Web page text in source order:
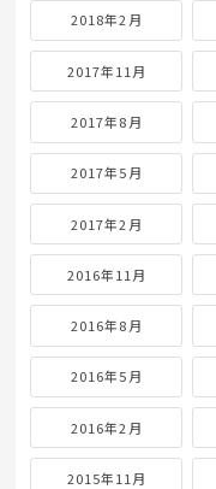
2018年2月
2017年11月
2017年8月
2017年5月
2017年2月
2016年11月
2016年8月
2016年5月
2016年2月
2015年11月